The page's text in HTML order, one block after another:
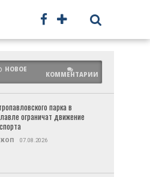
ПРОЧЕЕ
НОВОЕ
КОММЕНТАРИИ
парка в
ограничат движение
07.08.2026